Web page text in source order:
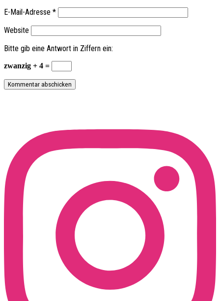
E-Mail-Adresse *
Website
Bitte gib eine Antwort in Ziffern ein:
zwanzig + 4 =